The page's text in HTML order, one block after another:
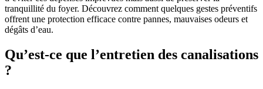
tranquillité du foyer. Découvrez comment quelques gestes préventifs
offrent une protection efficace contre pannes, mauvaises odeurs et
dégâts d’eau.
Qu’est-ce que l’entretien des canalisations
?